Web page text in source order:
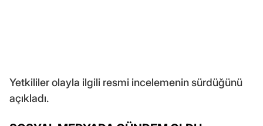
Yetkililer olayla ilgili resmi incelemenin sürdüğünü
açıkladı.